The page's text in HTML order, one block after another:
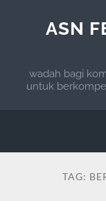
ASN
wadah bagi
untuk
TAG: